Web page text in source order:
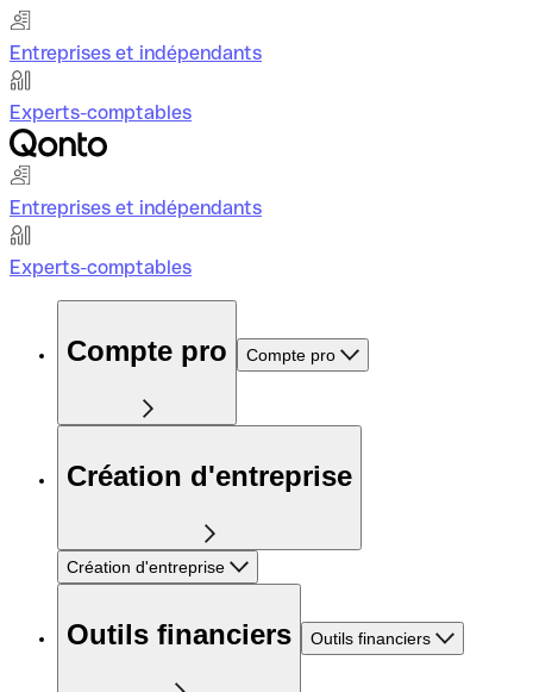
Entreprises et indépendants
Experts-comptables
Entreprises et indépendants
Experts-comptables
Compte pro Compte pro
Création d'entreprise
Création d'entreprise
Outils financiers Outils financiers